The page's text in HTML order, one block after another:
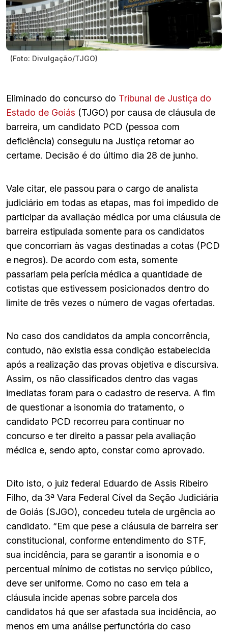
(Foto: Divulgação/TJGO)
Eliminado do concurso do Tribunal de Justiça do
Estado de Goiás (TJGO) por causa de cláusula de
barreira, um candidato PCD (pessoa com
deficiência) conseguiu na Justiça retornar ao
certame. Decisão é do último dia 28 de junho.
Vale citar, ele passou para o cargo de analista
judiciário em todas as etapas, mas foi impedido de
participar da avaliação médica por uma cláusula de
barreira estipulada somente para os candidatos
que concorriam às vagas destinadas a cotas (PCD
e negros). De acordo com esta, somente
passariam pela perícia médica a quantidade de
cotistas que estivessem posicionados dentro do
limite de três vezes o número de vagas ofertadas.
No caso dos candidatos da ampla concorrência,
contudo, não existia essa condição estabelecida
após a realização das provas objetiva e discursiva.
Assim, os não classificados dentro das vagas
imediatas foram para o cadastro de reserva. A fim
de questionar a isonomia do tratamento, o
candidato PCD recorreu para continuar no
concurso e ter direito a passar pela avaliação
médica e, sendo apto, constar como aprovado.
Dito isto, o juiz federal Eduardo de Assis Ribeiro
Filho, da 3ª Vara Federal Cível da Seção Judiciária
de Goiás (SJGO), concedeu tutela de urgência ao
candidato. “Em que pese a cláusula de barreira ser
constitucional, conforme entendimento do STF,
sua incidência, para se garantir a isonomia e o
percentual mínimo de cotistas no serviço público,
deve ser uniforme. Como no caso em tela a
cláusula incide apenas sobre parcela dos
candidatos há que ser afastada sua incidência, ao
menos em uma análise perfunctória do caso